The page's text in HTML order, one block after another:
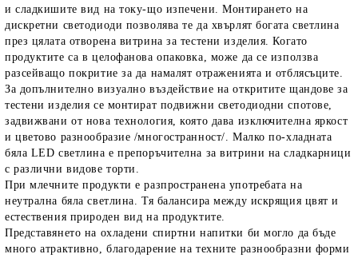
и сладкишите вид на току-що изпечени. Монтирането на
дискретни светодиоди позволява те да хвърлят богата светлина
през цялата отворена витрина за тестени изделия. Когато
продуктите са в целофанова опаковка, може да се използва
разсейващо покритие за да намалят отраженията и отблясъците.
За допълнително визуално въздействие на откритите щандове за
тестени изделия се монтират подвижни светодиодни спотове,
задвижвани от нова технология, която дава изключителна яркост
и цветово разнообразие /многостранност/. Малко по-хладната
бяла LED светлина е препоръчителна за витрини на сладкарници
с различни видове торти.
При млечните продукти е разпространена употребата на
неутрална бяла светлина. Тя балансира между искрящия цвят и
естествения природен вид на продуктите.
Представянето на охладени спиртни напитки би могло да бъде
много атрактивно, благодарение на техните разнообразни форми